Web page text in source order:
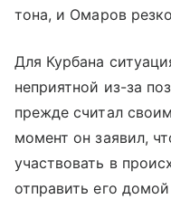
тона, и Омаров
Для Курбана
неприятной из-за
прежде считал
момент он заявил,
участвовать в
отправить его